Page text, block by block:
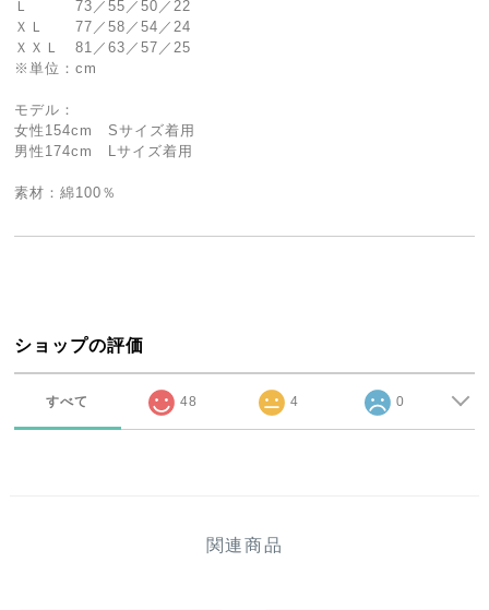
Ｌ 73／55／50／22
ＸＬ 77／58／54／24
ＸＸＬ 81／63／57／25
※単位：cm
モデル：
女性154cm Sサイズ着用
男性174cm Lサイズ着用
素材：綿100％
ショップの評価
すべて 48 4 0
関連商品